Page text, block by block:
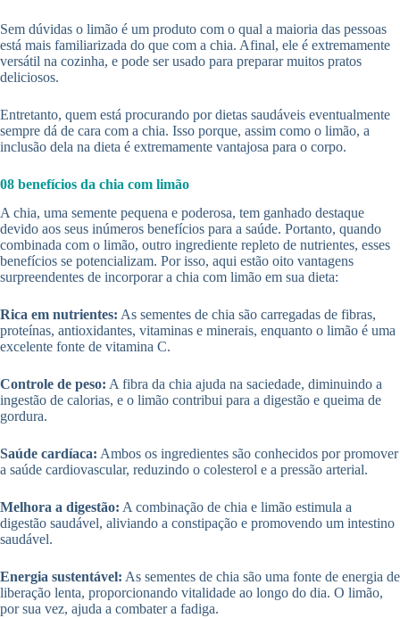
Sem dúvidas o limão é um produto com o qual a maioria das pessoas
está mais familiarizada do que com a chia. Afinal, ele é extremamente
versátil na cozinha, e pode ser usado para preparar muitos pratos
deliciosos.
Entretanto, quem está procurando por dietas saudáveis eventualmente
sempre dá de cara com a chia. Isso porque, assim como o limão, a
inclusão dela na dieta é extremamente vantajosa para o corpo.
08 benefícios da chia com limão
A chia, uma semente pequena e poderosa, tem ganhado destaque
devido aos seus inúmeros benefícios para a saúde. Portanto, quando
combinada com o limão, outro ingrediente repleto de nutrientes, esses
benefícios se potencializam. Por isso, aqui estão oito vantagens
surpreendentes de incorporar a chia com limão em sua dieta:
Rica em nutrientes: As sementes de chia são carregadas de fibras,
proteínas, antioxidantes, vitaminas e minerais, enquanto o limão é uma
excelente fonte de vitamina C.
Controle de peso: A fibra da chia ajuda na saciedade, diminuindo a
ingestão de calorias, e o limão contribui para a digestão e queima de
gordura.
Saúde cardíaca: Ambos os ingredientes são conhecidos por promover
a saúde cardiovascular, reduzindo o colesterol e a pressão arterial.
Melhora a digestão: A combinação de chia e limão estimula a
digestão saudável, aliviando a constipação e promovendo um intestino
saudável.
Energia sustentável: As sementes de chia são uma fonte de energia de
liberação lenta, proporcionando vitalidade ao longo do dia. O limão,
por sua vez, ajuda a combater a fadiga.